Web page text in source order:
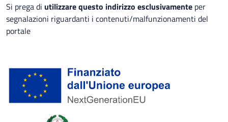
Si prega di utilizzare questo indirizzo esclusivamente per
segnalazioni riguardanti i contenuti/malfunzionamenti del
portale